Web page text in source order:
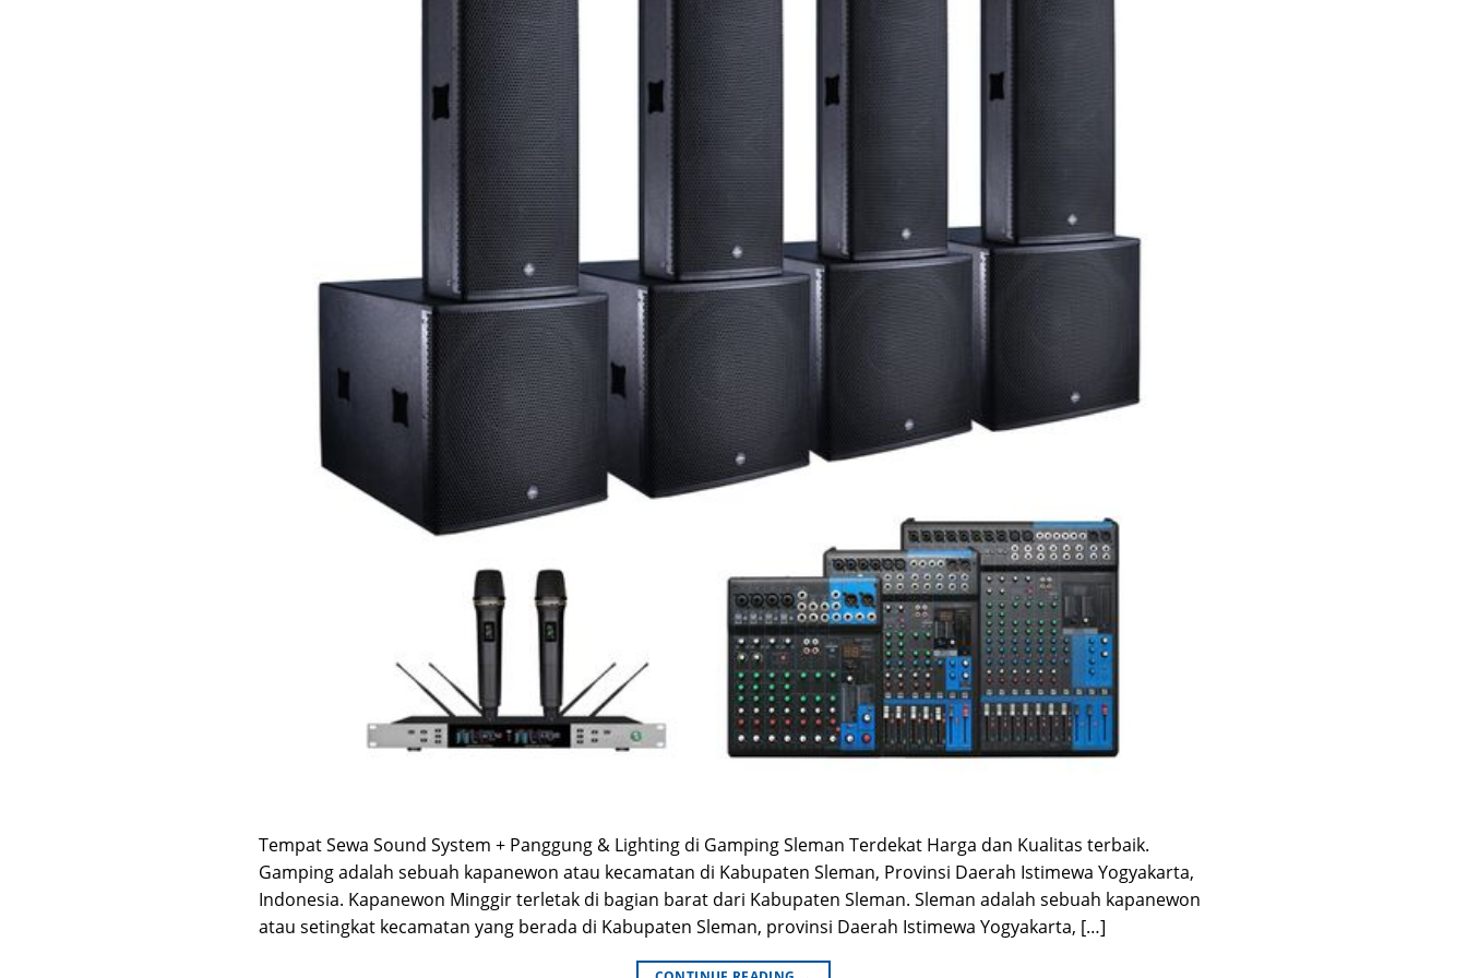
Tempat Sewa Sound System + Panggung & Lighting di Gamping Sleman Terdekat Harga dan Kualitas terbaik.
Gamping adalah sebuah kapanewon atau kecamatan di Kabupaten Sleman, Provinsi Daerah Istimewa Yogyakarta,
Indonesia. Kapanewon Minggir terletak di bagian barat dari Kabupaten Sleman. Sleman adalah sebuah kapanewon
atau setingkat kecamatan yang berada di Kabupaten Sleman, provinsi Daerah Istimewa Yogyakarta, […]